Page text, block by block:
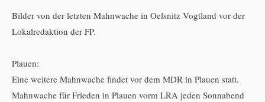
Bilder von der letzten Mahnwache in Oelsnitz Vogtland vor der
Lokalredaktion der FP.
Plauen:
Eine weitere Mahnwache findet vor dem MDR in Plauen statt.
Mahnwache für Frieden in Plauen vorm LRA jeden Sonnabend